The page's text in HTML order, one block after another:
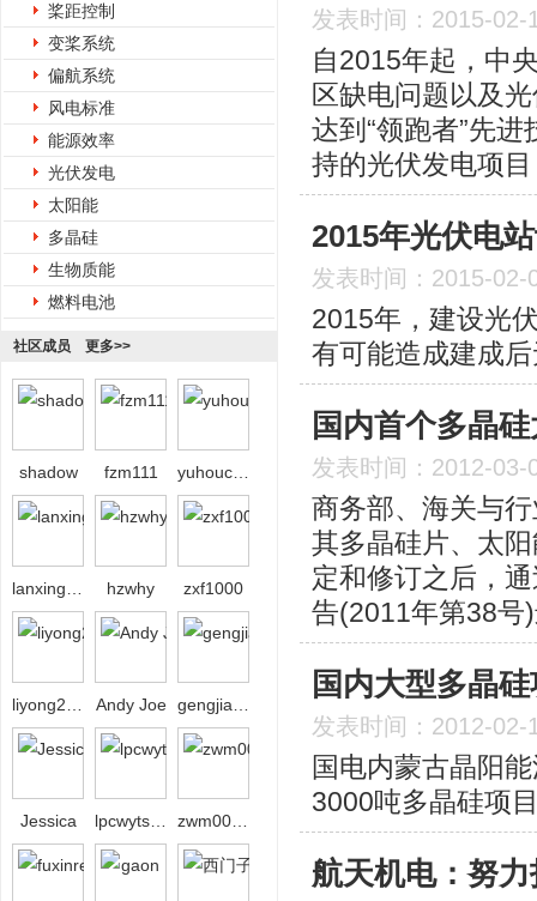
桨距控制
变桨系统
偏航系统
风电标准
能源效率
光伏发电
太阳能
多晶硅
生物质能
燃料电池
社区成员 更多>>
shadow fzm111
hzwhy zxf1000
Andy Joe
Jessica
发表时间：2015-02-
自2015年起，中
区缺电问题以及
达到“领跑者”先
持的光伏发电项
2015年光伏电
发表时间：2015-02-
2015年，建设光
有可能造成建成
国内首个多晶
发表时间：2012-03-
商务部、海关与
其多晶硅片、太
定和修订之后，
告(2011年第38号
国内大型多晶
发表时间：2012-02-
国电内蒙古晶阳
3000吨多晶硅项
航天机电：努